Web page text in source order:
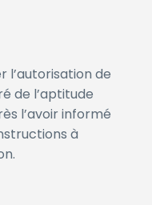
l’autorisation de
de l’aptitude
l’avoir informé
à